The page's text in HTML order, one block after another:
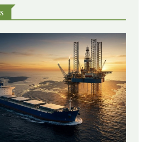
de sécurité turc appelle les parties au
à réduire les tensions et à